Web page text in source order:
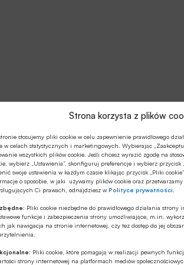
Strona korzysta z plików
stosujemy pliki cookie w celu zapewnienie prawidłowego
w celach statystycznych i marketingowych. Wybierając
wszystkich plików cookie. Jeśli chcesz wyrazić zgodę na
wybierz „Ustawienia”, skonfiguruj preferencje i wybierz przycisk
swoje ustawienia w każdym czasie klikając przycisk „Pliki
o sposobie, w jaki używamy plików cookie oraz przetwarzamy
Ci prawach, odnajdziesz wPolityce prywatności
Pliki cookie niezbędne do prawidłowego działania strony
funkcje i zabezpieczenia strony umożliwiające, m.in.
jak nawigacja na stronie internetowej, czy tez dostęp do jej
Pliki cookie, które pomagają w realizacji pewnych
strony internetowej na platformach mediów
przez bankowców
spółdzielczych zmian w
związane z działalnością banków
traktowania zabezpieczeń
kontekście kalkulacji okresów
o wartość zabezpieczenia.
do zmiany przepisów